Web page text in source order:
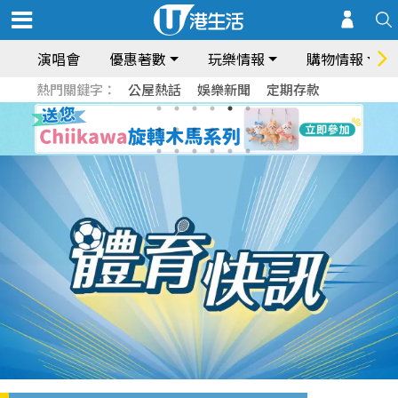
演唱會 優惠著數 玩樂情報 購物情報
熱門關鍵字： 公屋熱話 娛樂新聞 定期存款